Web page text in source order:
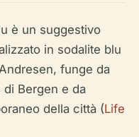
è un suggestivo
in sodalite blu
funge da
Bergen e da
della città (Life